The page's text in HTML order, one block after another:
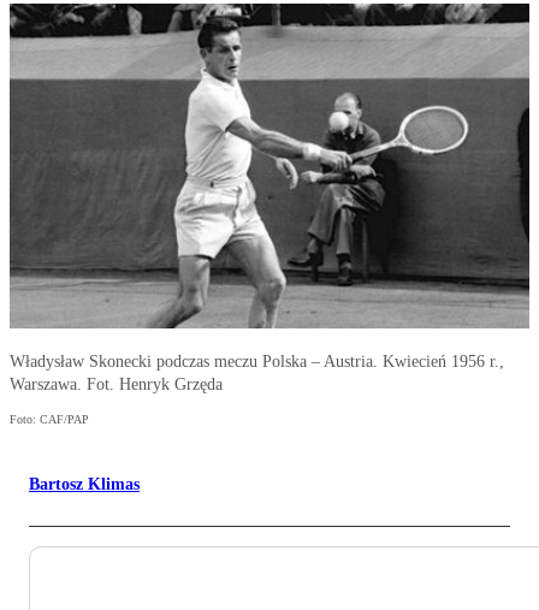
Władysław Skonecki podczas meczu Polska – Austria. Kwiecień 1956 r.,
Warszawa. Fot. Henryk Grzęda
Foto: CAF/PAP
Bartosz Klimas